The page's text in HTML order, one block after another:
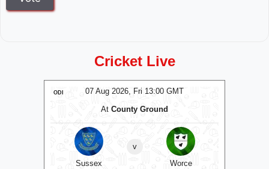
Cricket Live
07 Aug 2026, Fri 13:00 GMT
ODI
At County Ground
Sussex
v
Worce